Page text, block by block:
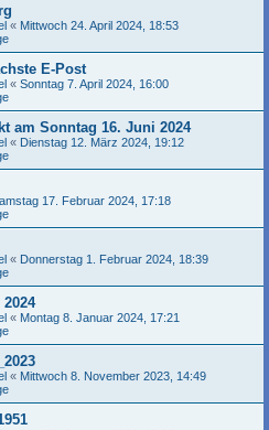
« Mittwoch 24. April 2024, 18:53
E-Post
« Sonntag 7. April 2024, 16:00
am Sonntag 16. Juni 2024
« Dienstag 12. März 2024, 19:12
17. Februar 2024, 17:18
« Donnerstag 1. Februar 2024, 18:39
« Montag 8. Januar 2024, 17:21
« Mittwoch 8. November 2023, 14:49